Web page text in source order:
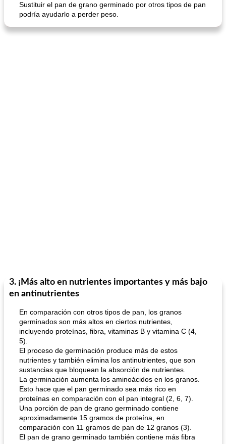
Sustituir el pan de grano germinado por otros tipos de pan
podría ayudarlo a perder peso.
3. ¡Más alto en nutrientes importantes y más bajo
en antinutrientes
En comparación con otros tipos de pan, los granos
germinados son más altos en ciertos nutrientes,
incluyendo proteínas, fibra, vitaminas B y vitamina C (4,
5).
El proceso de germinación produce más de estos
nutrientes y también elimina los antinutrientes, que son
sustancias que bloquean la absorción de nutrientes.
La germinación aumenta los aminoácidos en los granos.
Esto hace que el pan germinado sea más rico en
proteínas en comparación con el pan integral (2, 6, 7).
Una porción de pan de grano germinado contiene
aproximadamente 15 gramos de proteína, en
comparación con 11 gramos de pan de 12 granos (3).
El pan de grano germinado también contiene más fibra